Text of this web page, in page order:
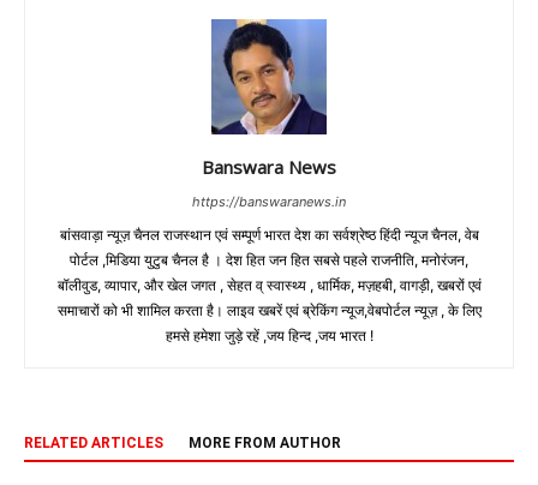
Banswara News
https://banswaranews.in
बांसवाड़ा न्यूज़ चैनल राजस्थान एवं सम्पूर्ण भारत देश का सर्वश्रेष्ठ हिंदी न्‍यूज चैनल, वेब
पोर्टल ,मिडिया युटुब चैनल है । देश हित जन हित सबसे पहले राजनीति, मनोरंजन,
बॉलीवुड, व्यापार, और खेल जगत , सेहत व् स्वास्थ्य , धार्मिक, मज़हबी, वागड़ी, खबरों एवं
समाचारों को भी शामिल करता है। लाइव खबरें एवं ब्रेकिंग न्यूज,वेबपोर्टल न्यूज़ , के लिए
हमसे हमेशा जुड़े रहें ,जय हिन्द ,जय भारत !
RELATED ARTICLES MORE FROM AUTHOR